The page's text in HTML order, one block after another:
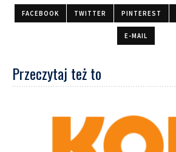
FACEBOOK TWITTER PINTEREST
E-MAIL
Przeczytaj też to